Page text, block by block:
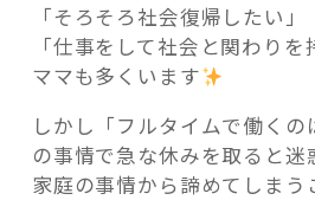
「そろそろ社会復帰したい」
「仕事をして社会と関わり
ママも多くいます
しかし「フルタイムで働く
の事情で急な休みを取ると迷
家庭の事情から諦めてしまう